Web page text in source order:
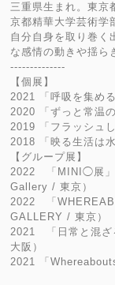
三重県生まれ。東京
京都精華大学芸術学
自分自身を取り巻く
な感情の動きや揺ら
--------------
【個展】
2021 「呼吸を集め
2020 「ずっと常温
2019 「フラッシュ
2018 「映る生活は
【グループ展】
2022 「MINI◯展」
Gallery / 東京）
2022 「
GALLERY / 東京）
2021 「日常と混ざ
大阪）
2021 「